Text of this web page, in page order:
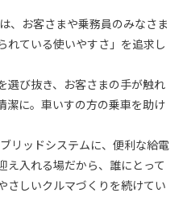
、お客さまや乗務員のみなさま
れている使いやすさ」を追求し
選び抜き、お客さまの手が触れ
潔に。車いすの方の乗車を助け
リッドシステムに、便利な給電
え入れる場だから、誰にとって
さしいクルマづくりを続けてい